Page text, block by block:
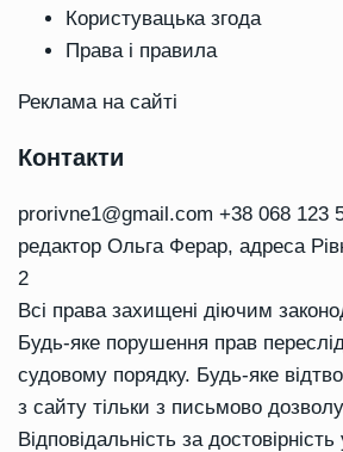
Користувацька згода
Права і правила
Реклама на сайті
Контакти
prorivne1@gmail.com +38 068 123
редактор Ольга Ферар, адреса
2
Всі права захищені діючим
Будь-яке порушення прав
судовому порядку. Будь-яке
з сайту тільки з письмово дозволу
Відповідальність за достовірність